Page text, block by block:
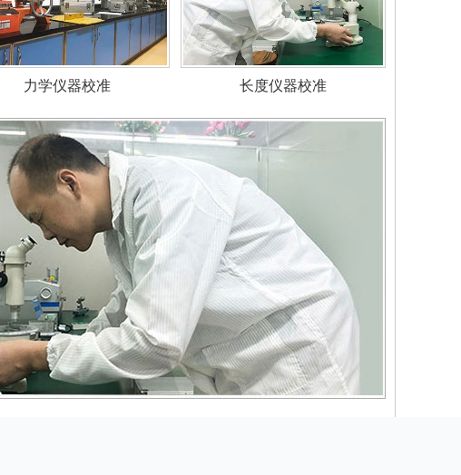
力学仪器校准 长度仪器校准